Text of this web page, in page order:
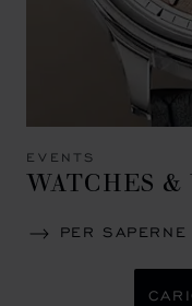
EVENTS
WATCHES
PER